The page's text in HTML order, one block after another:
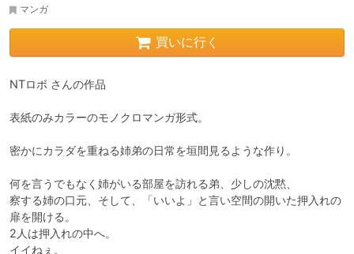
マンガ
買いに行く
NTロボ さんの作品
表紙のみカラーのモノクロマンガ形式。
密かにカラダを重ねる姉弟の日常を垣間見るような作り。
何を言うでもなく姉がいる部屋を訪れる弟、少しの沈黙、
察する姉の口元、そして、「いいよ」と言い空間の開いた押入れの
扉を開ける。
2人は押入れの中へ。
イイねぇ。